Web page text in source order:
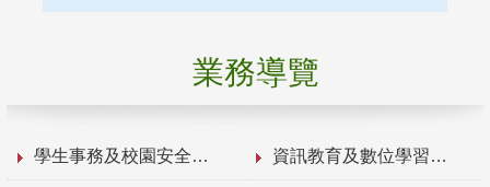
業務導覽
學生事務及校園安全 資訊教育及數位學習